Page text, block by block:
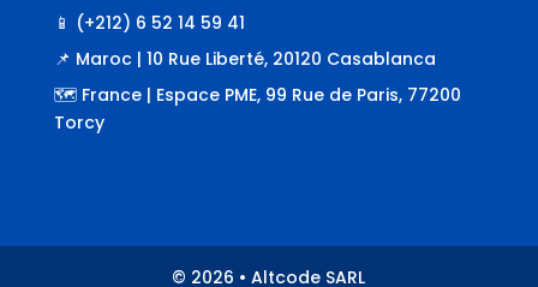
📱 (+212) 6 52 14 59 41
📌 Maroc | 10 Rue Liberté, 20120 Casablanca
🗺️ France | Espace PME, 99 Rue de Paris, 77200
Torcy
© 2026 • Altcode SARL